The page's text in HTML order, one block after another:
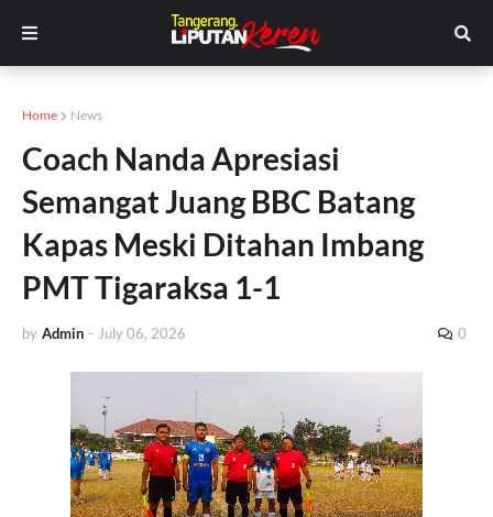
Home News
Coach Nanda Apresiasi
Semangat Juang BBC Batang
Kapas Meski Ditahan Imbang
PMT Tigaraksa 1-1
by Admin - July 06, 2026 0